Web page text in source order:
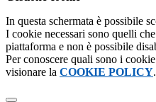
In questa schermata è possibile
I cookie necessari sono quelli
piattaforma e non è possibile
Per conoscere quali sono i
visionare la COOKIE POLICY.